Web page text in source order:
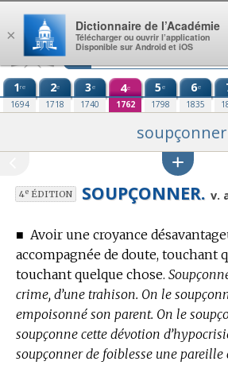
Aller au contenu
1re
1694
2e
1718
3e
1740
4e
1762
5e
1798
6e
1835
soupçonner
4eÉDITION SOUPÇONNER. v.
■ Avoir une croyance
accompagnée de doute, touchant
touchant quelque chose.
crime, d’une trahison. On le
empoisonné son parent. On le
soupçonne cette dévotion
soupçonner de foiblesse une pareille
×
Dictionnaire de l’Académie
Télécharger ou ouvrir l’application
Disponible sur Android et iOS